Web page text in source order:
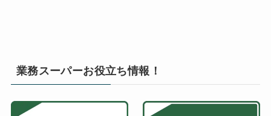
業務スーパーお役立ち情報！